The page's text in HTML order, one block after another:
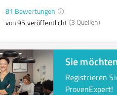
81 Bewertungen
von 95 veröffentlicht (3 Quellen)
Sie
Registrieren
ProvenExpert!